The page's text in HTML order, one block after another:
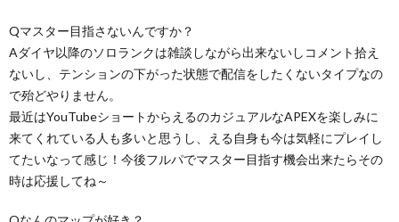
Qマスター目指さないんですか？
Aダイヤ以降のソロランクは雑談しながら出来ないしコメント拾え
ないし、テンションの下がった状態で配信をしたくないタイプなの
で殆どやりません。
最近はYouTubeショートからえるのカジュアルなAPEXを楽しみに
来てくれている人も多いと思うし、える自身も今は気軽にプレイし
てたいなって感じ！今後フルパでマスター目指す機会出来たらその
時は応援してね～